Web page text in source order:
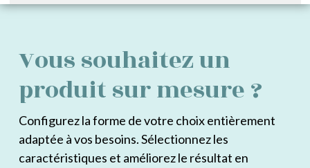
Vous souhaitez un
produit sur mesure ?
Configurez la forme de votre choix entièrement
adaptée à vos besoins. Sélectionnez les
caractéristiques et améliorez le résultat en